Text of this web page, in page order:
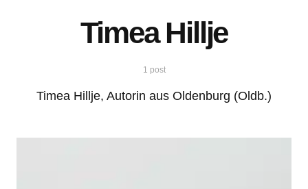
Timea Hillje
1 post
Timea Hillje, Autorin aus Oldenburg (Oldb.)